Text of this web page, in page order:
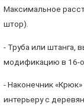
Максимальное
штор).
- Труба или штанга,
модификацию в 16-
- Наконечник
интерьеру с